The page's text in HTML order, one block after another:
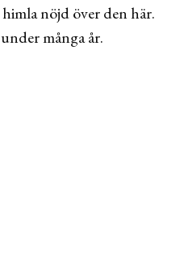
nöjd över den här.
många år.